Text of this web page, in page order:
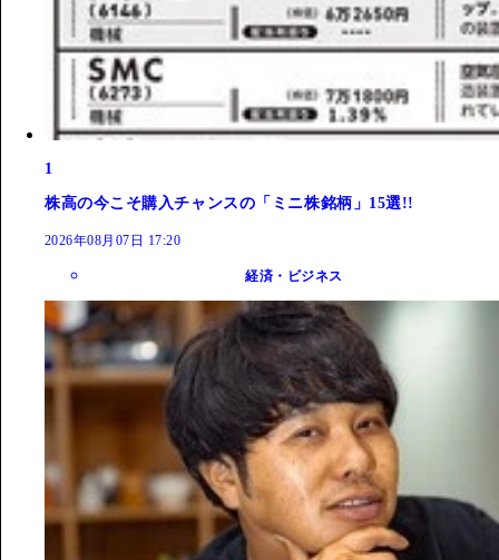
1
株高の今こそ購入チャンスの「ミニ株銘柄」15選!!
2026年08月07日 17:20
経済・ビジネス